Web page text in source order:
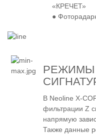
«КРЕЧЕТ»
●
РЕЖИМЫ
В Neoline X-
фильтрации Z
напрямую
Также данные